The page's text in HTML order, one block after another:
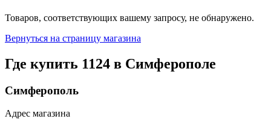
Товаров, соответствующих вашему запросу, не обнаружено.
Вернуться на страницу магазина
Где купить 1124 в Симферополе
Симферополь
Адрес магазина